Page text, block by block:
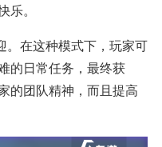
。
。在这种模式下，玩家可
的日常任务，最终获
的团队精神，而且提高